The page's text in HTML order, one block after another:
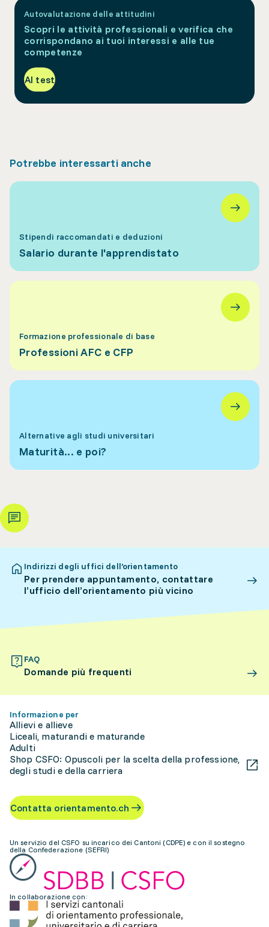
Autovalutazione delle attitudini
Scopri le attività professionali e verifica che
corrispondano ai tuoi interessi e alle tue
competenze
Al test
Potrebbe interessarti anche
Stipendi raccomandati e deduzioni
Salario durante l'apprendistato
Formazione professionale di base
Professioni AFC e CFP
Alternative agli studi universitari
Maturità... e poi?
Indirizzi degli uffici dell’orientamento
Per prendere appuntamento, contattare
l’ufficio dell’orientamento più vicino
FAQ
Domande più frequenti
Informazione per
Allievi e allieve
Liceali, maturandi e maturande
Adulti
Shop CSFO: Opuscoli per la scelta della professione,
degli studi e della carriera
Contatta orientamento.ch
Un servizio del CSFO su incarico dei Cantoni (CDPE) e con il sostegno
della Confederazione (SEFRI)
In collaborazione con: